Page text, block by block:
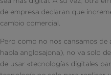
de empresa declaran que
cambio comercial.
Pero como no nos cansamos de
habla anglosajona), no va solo
de usar «tecnologías digitales